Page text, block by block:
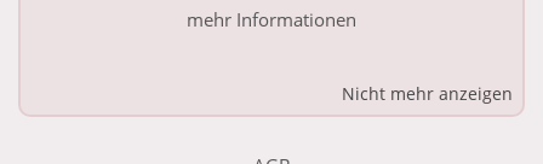
mehr Informationen
Nicht mehr anzeigen